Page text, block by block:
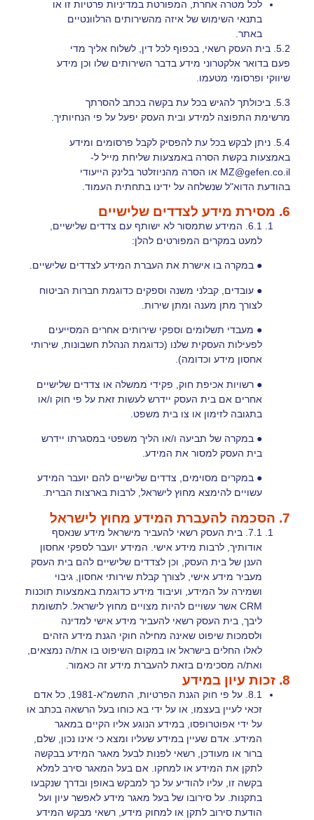
לכל מטרה אחרת, המפורטת במדיניות פרטיות זו או
בתנאי השימוש של איזה מהשירותים הרלוונטיים
באתר.
5.2. בית העסק רשאי, בכפוף לכל דין, לשלוח אליך מדי
פעם בדואר אלקטרוני מידע בדבר השירותים שלו וכן מידע
שיווקי ופרסומי מטעמו.
5.3. ביכולתך להגיש בכל עת בקשה בכתב להסרתך
מרשימת התפוצה למידע ובית העסק יפעל על פי הנחיותיך.
5.4. ניתן לבקש בכל עת להפסיק לקבל פרסומים ומידע
באמצעות בקשת הסרה באמצעות שליחת מייל ל-
MZ@gefen.co.il או הסרה מהניוזלטר בלינק הייעודי
בהודעת הדוא"ל שנשלחה על ידינו בתחתית העמוד.
6. מסירת מידע לצדדים שלישיים
6.1. המידע שתמסור לא ישותף עם צדדים שלישיים,
למעט במקרים המפורטים להלן:
● במקרה בו אישרת את העברת המידע לצדדים שלישיים.
● עובדים, קבלני משנה וספקים כדוגמת חברות הביטוח
לצורך מתן מענה ומתן שירות.
● מעבדי תשלומים וספקי שירותים אחרים המסייעים
לפעילות העסקית שלנו (כדוגמת הנהלת חשבונות, שירותי
אחסון מידע וכדומה).
● רשויות אכיפת חוק, פקידי ממשלה או צדדים שלישיים
אחרים אם בית העסק יידרש לעשות זאת על פי חוק ו/או
בתגובה לזימון או צו בית משפט.
● במקרה של תביעה ו/או הליך משפטי במסגרתו יידרש
בית העסק למסור את המידע.
● במקרים מסוימים, צדדים שלישיים להם יועבר המידע
עשויים להימצא מחוץ לישראל, לרבות בארצות הברית.
7. הסכמה להעברת המידע מחוץ לישראל
7.1. בית העסק רשאי להעביר מישראל מידע שנאסף
אודותיך, לרבות מידע אישי. המידע יועבר לספקי אחסון
הענן של בית העסק, וכן לצדדים שלישיים להם בית העסק
מעביר מידע אישי, לצורך קבלת שירותי אחסון, גיבוי
ושמירה על המידע, ועיבוד מידע כדוגמת באמצעות תוכנות
CRM אשר עשויים להיות מצויים מחוץ לישראל. לתשומת
ליבך, בית העסק רשאי להעביר מידע אישי למדינה
ולסמכות שיפוט שאינה מחילה חוקי הגנת מידע הזהים
לאלו החלים בישראל או במקום השיפוט בו את/ה נמצאים,
ואת/ה מסכימים בזאת להעברת מידע זה כאמור.
8. זכות עיון במידע
8.1. על פי חוק הגנת הפרטיות, התשמ"א-1981, כל אדם
זכאי לעיין בעצמו, או על ידי בא כוחו בעל הרשאה בכתב או
על ידי אפוטרופסו, במידע הנוגע אליו הקיים במאגר
המידע. אדם שעיין במידע שעליו ומצא כי אינו נכון, שלם,
ברור או מעודכן, רשאי לפנות לבעל מאגר המידע בבקשה
לתקן את המידע או למחקו. אם בעל המאגר סירב למלא
בקשה זו, עליו להודיע על כך למבקש באופן ובדרך שנקבעו
בתקנות. על סירובו של בעל מאגר מידע לאפשר עיון ועל
הודעת סירוב לתקן או למחוק מידע, רשאי מבקש המידע